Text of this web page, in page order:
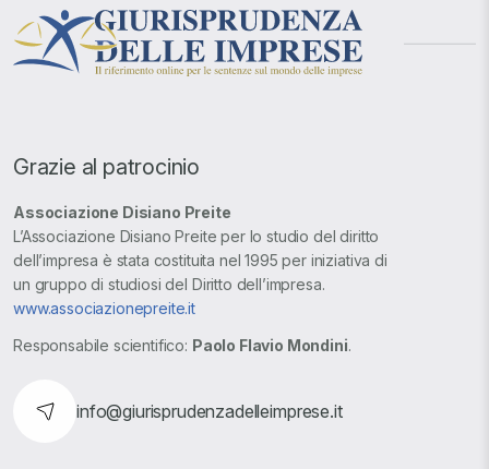
Grazie al patrocinio
Associazione Disiano Preite
L’Associazione Disiano Preite per lo studio del diritto
dell’impresa è stata costituita nel 1995 per iniziativa di
un gruppo di studiosi del Diritto dell’impresa.
www.associazionepreite.it
Responsabile scientifico: Paolo Flavio Mondini.
info@giurisprudenzadelleimprese.it